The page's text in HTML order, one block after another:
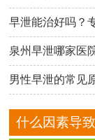
早泄能治好吗？
泉州早泄哪家医
男性早泄的常见
什么因素导